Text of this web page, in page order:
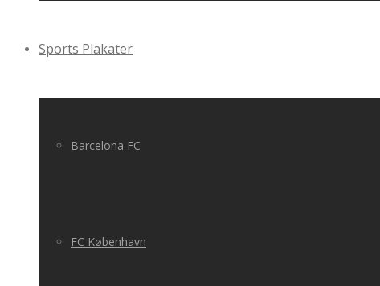
Sports Plakater
Barcelona FC
FC København